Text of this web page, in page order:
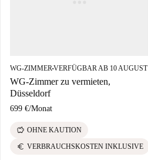
WG-ZIMMER■VERFÜGBAR AB 10 AUGUST
WG-Zimmer zu vermieten,
Düsseldorf
699 €/Monat
savings OHNE KAUTION
euro VERBRAUCHSKOSTEN INKLUSIVE